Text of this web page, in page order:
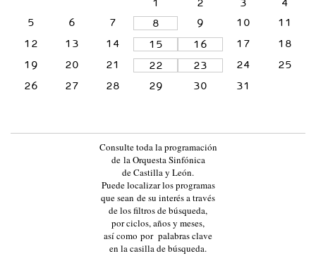
1
2 3
4
5
6 7 8 9 10
11
12
13 14 15 16 17
18
19
20 21 22 23 24
25
26
27 28 29 30 31
Consulte toda la programación
de la Orquesta Sinfónica
de Castilla y León.
Puede localizar los programas
que sean de su interés a través
de los filtros de búsqueda,
por ciclos, años y meses,
así como por palabras clave
en la casilla de búsqueda.